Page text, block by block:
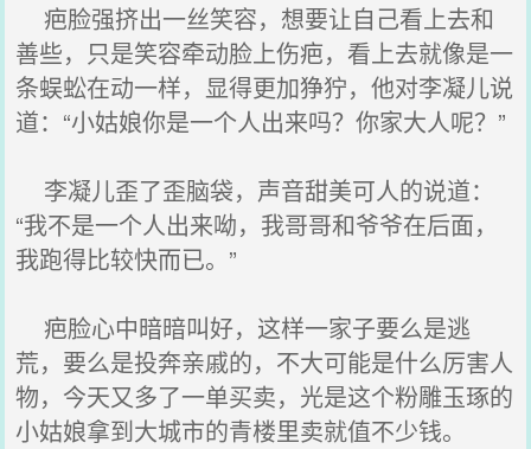
疤脸强挤出一丝笑容，想要让自己看上去和
善些，只是笑容牵动脸上伤疤，看上去就像是一
条蜈蚣在动一样，显得更加狰狞，他对李凝儿说
道：“小姑娘你是一个人出来吗？你家大人呢？”
李凝儿歪了歪脑袋，声音甜美可人的说道：
“我不是一个人出来呦，我哥哥和爷爷在后面，
我跑得比较快而已。”
疤脸心中暗暗叫好，这样一家子要么是逃
荒，要么是投奔亲戚的，不大可能是什么厉害人
物，今天又多了一单买卖，光是这个粉雕玉琢的
小姑娘拿到大城市的青楼里卖就值不少钱。